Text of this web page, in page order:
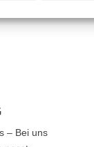
– Bei uns